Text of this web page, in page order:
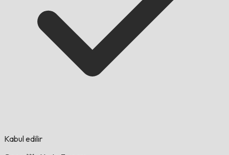
Kabul edilir